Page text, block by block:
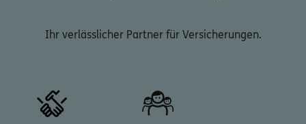
Ihr verlässlicher Partner für Versicherungen.